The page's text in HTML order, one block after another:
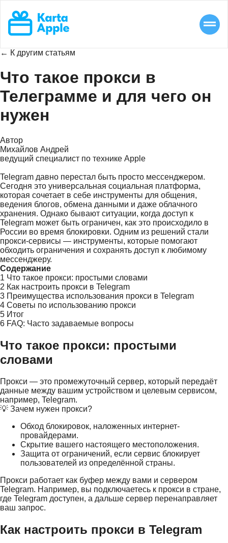
← К другим статьям
Что такое прокси в
Телеграмме и для чего он
нужен
Автор
Михайлов Андрей
ведущий специалист по технике Apple
Telegram давно перестал быть просто мессенджером.
Сегодня это универсальная социальная платформа,
которая сочетает в себе инструменты для общения,
ведения блогов, обмена данными и даже облачного
хранения. Однако бывают ситуации, когда доступ к
Telegram может быть ограничен, как это происходило в
России во время блокировки. Одним из решений стали
прокси-сервисы — инструменты, которые помогают
обходить ограничения и сохранять доступ к любимому
мессенджеру.
Содержание
1 Что такое прокси: простыми словами
2 Как настроить прокси в Telegram
3 Преимущества использования прокси в Telegram
4 Советы по использованию прокси
5 Итог
6 FAQ: Часто задаваемые вопросы
Что такое прокси: простыми
словами
Прокси — это промежуточный сервер, который передаёт
данные между вашим устройством и целевым сервисом,
например, Telegram.
💡 Зачем нужен прокси?
Обход блокировок, наложенных интернет-
провайдерами.
Скрытие вашего настоящего местоположения.
Защита от ограничений, если сервис блокирует
пользователей из определённой страны.
Прокси работает как буфер между вами и сервером
Telegram. Например, вы подключаетесь к прокси в стране,
где Telegram доступен, а дальше сервер перенаправляет
ваш запрос.
Как настроить прокси в Telegram